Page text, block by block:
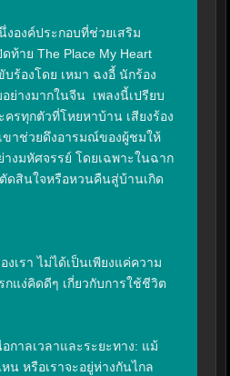
งองค์ประกอบที่ช่วยเสริม
ท้าย The Place My Heart
ร้องโดย เหมา ฉงอี้ นักร้อง
างมากในจีน  เพลงนี้เปรียบ
รทุกตัวที่โหยหาบ้าน เสียงร้อง
ขาช่วยดึงอารมณ์ของผู้ชมให้
างมหัศจรรย์ โดยเฉพาะในฉาก
ดสินใจหรือหวนคืนสู่บ้านเกิด
เรา ไม่ได้เป็นเพียงแค่ความ
แง่คิดดีๆ เกี่ยวกับการใช้ชีวิต
กาลเวลาและระยะทาง: แม้
น หรือเราจะอยู่ห่างกันไกล